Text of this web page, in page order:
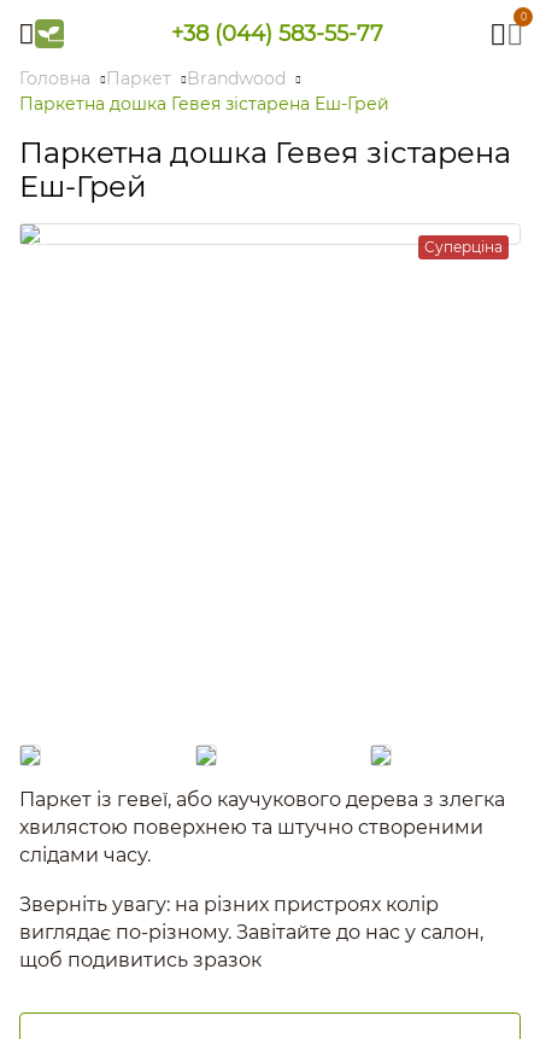
+38 (044) 583-55-77
0
Головна Паркет
Brandwood
Паркетна дошка Гевея зістарена Еш-Грей
Паркетна дошка Гевея зістарена
Еш-Грей
Суперціна
Паркет із гевеї, або каучукового дерева з злегка
хвилястою поверхнею та штучно створеними
слідами часу.
Зверніть увагу: на різних пристроях колір
виглядає по-різному. Завітайте до нас у салон,
щоб подивитись зразок